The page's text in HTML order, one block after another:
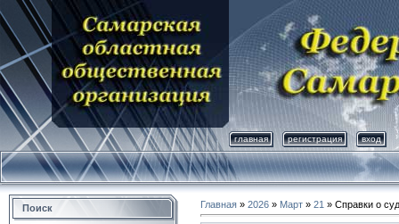
главная регистрация вход
Поиск Главная » 2026 » Март » 21 » Справки о